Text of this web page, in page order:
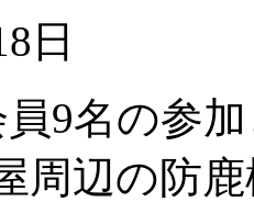
日
9名の参
周辺の防